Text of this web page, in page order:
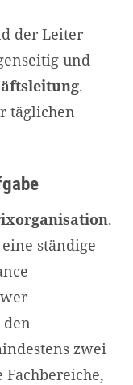
der Leiter
und
.
täglichen
.
ständige
zwei
Fachbereiche,